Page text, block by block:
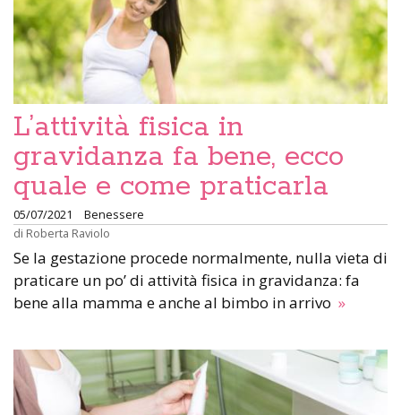
L’attività fisica in
gravidanza fa bene, ecco
quale e come praticarla
05/07/2021
Benessere
di Roberta Raviolo
Se la gestazione procede normalmente, nulla vieta di
praticare un po’ di attività fisica in gravidanza: fa
bene alla mamma e anche al bimbo in arrivo »